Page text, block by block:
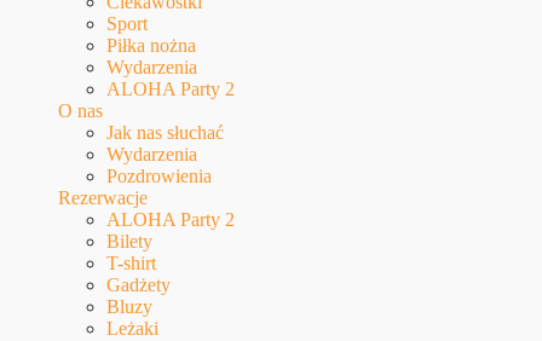
Sport
Piłka nożna
Wydarzenia
ALOHA Party 2
O nas
Jak nas słuchać
Wydarzenia
Pozdrowienia
Rezerwacje
ALOHA Party 2
Bilety
T-shirt
Gadżety
Bluzy
Leżaki